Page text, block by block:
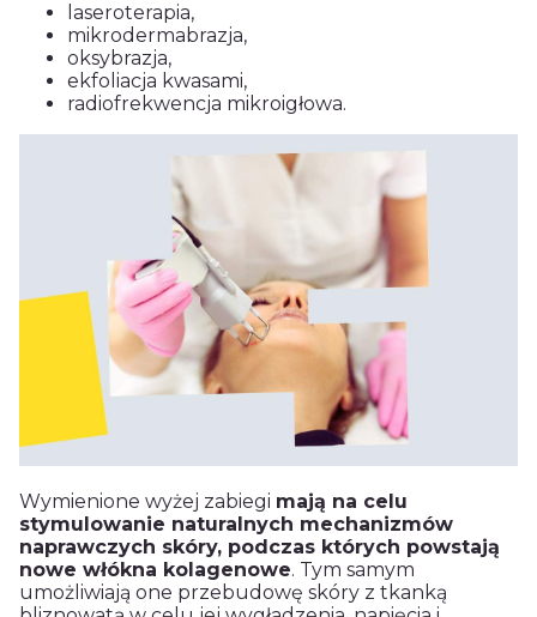
laseroterapia,
mikrodermabrazja,
oksybrazja,
ekfoliacja kwasami,
radiofrekwencja mikroigłowa.
Wymienione wyżej zabiegi mają na celu
stymulowanie naturalnych mechanizmów
naprawczych skóry, podczas których powstają
nowe włókna kolagenowe. Tym samym
umożliwiają one przebudowę skóry z tkanką